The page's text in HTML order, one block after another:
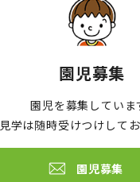
園児募集
園児を募集していま
見学は随時受けつけしてお
園児募集